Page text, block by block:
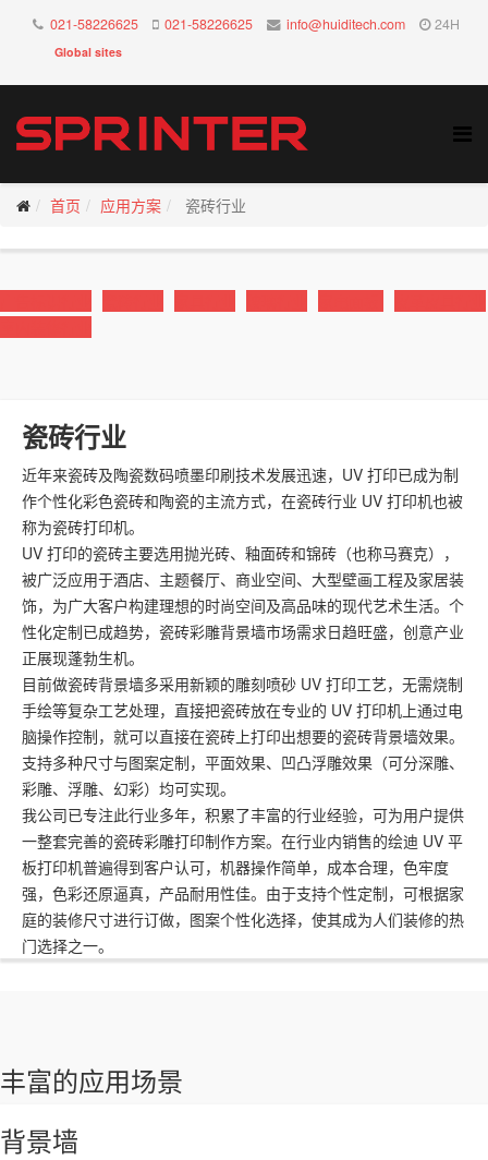
021-58226625 021-58226625 info@huiditech.com 24H
Global sites
首页 应用方案 瓷砖行业
瓷砖行业
近年来瓷砖及陶瓷数码喷墨印刷技术发展迅速，UV 打印已成为制
作个性化彩色瓷砖和陶瓷的主流方式，在瓷砖行业 UV 打印机也被
称为瓷砖打印机。
UV 打印的瓷砖主要选用抛光砖、釉面砖和锦砖（也称马赛克），
被广泛应用于酒店、主题餐厅、商业空间、大型壁画工程及家居装
饰，为广大客户构建理想的时尚空间及高品味的现代艺术生活。个
性化定制已成趋势，瓷砖彩雕背景墙市场需求日趋旺盛，创意产业
正展现蓬勃生机。
目前做瓷砖背景墙多采用新颖的雕刻喷砂 UV 打印工艺，无需烧制
手绘等复杂工艺处理，直接把瓷砖放在专业的 UV 打印机上通过电
脑操作控制，就可以直接在瓷砖上打印出想要的瓷砖背景墙效果。
支持多种尺寸与图案定制，平面效果、凹凸浮雕效果（可分深雕、
彩雕、浮雕、幻彩）均可实现。
我公司已专注此行业多年，积累了丰富的行业经验，可为用户提供
一整套完善的瓷砖彩雕打印制作方案。在行业内销售的绘迪 UV 平
板打印机普遍得到客户认可，机器操作简单，成本合理，色牢度
强，色彩还原逼真，产品耐用性佳。由于支持个性定制，可根据家
庭的装修尺寸进行订做，图案个性化选择，使其成为人们装修的热
门选择之一。
丰富的应用场景
背景墙